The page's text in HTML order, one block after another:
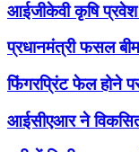
आईजीकेवी कृषि
प्रधानमंत्री फसल
फिंगरप्रिंट फेल होने
आईसीएआर ने